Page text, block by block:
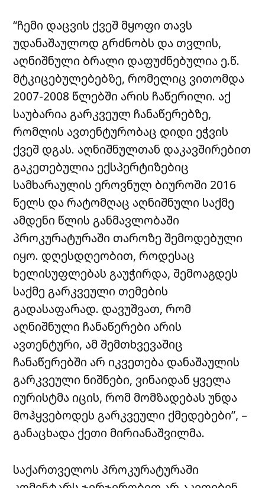
“ჩემი დაცვის ქვეშ მყოფი თავს
უდანაშაულოდ გრძნობს და თვლის,
აღნიშნული ბრალი დაფუძნებულია ე.წ.
მტკიცებულებებზე, რომელიც ვითომდა
2007-2008 წლებში არის ჩაწერილი. აქ
საუბარია გარკვეულ ჩანაწერებზე,
რომლის ავთენტურობაც დიდი ეჭვის
ქვეშ დგას. აღნიშნულთან დაკავშირებით
გაკეთებულია ექსპერტიზებიც
სამხარაულის ეროვნულ ბიუროში 2016
წელს და რატომღაც აღნიშნული საქმე
ამდენი წლის განმავლობაში
პროკურატურაში თაროზე შემოდებული
იყო. დღესდღეობით, როდესაც
ხელისუფლებას გაუჭირდა, შემოაგდეს
საქმე გარკვეული თემების
გადასაფარად. დავუშვათ, რომ
აღნიშნული ჩანაწერები არის
ავთენტური, ამ შემთხვევაშიც
ჩანაწერებში არ იკვეთება დანაშაულის
გარკვეული ნიშნები, ვინაიდან ყველა
იურისტმა იცის, რომ მომზადებას უნდა
მოჰყვებოდეს გარკვეული ქმედებები”, –
განაცხადა ქეთი მირიანაშვილმა.
საქართველოს პროკურატურაში